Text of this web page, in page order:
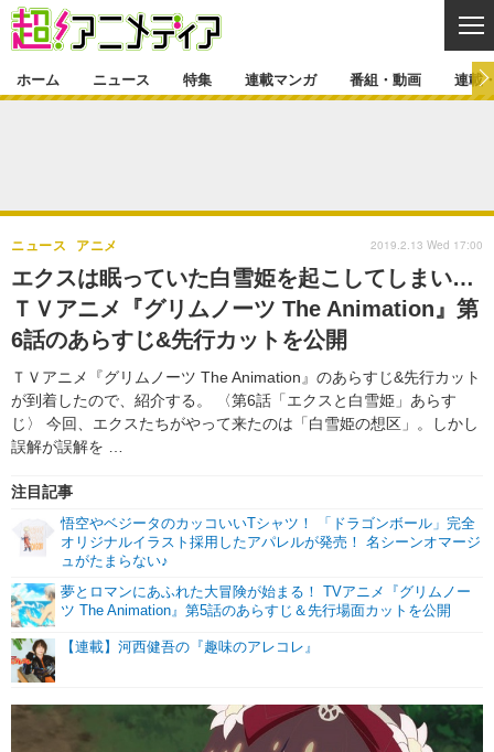
ゲーム・アプリ マンガ
グッズ イベント
声優 コスプレ
舞台 新帝スタ
特集一覧 カバー
ラキりす
連載マンガ
連載マンガ一覧
番組・動画
番組・動画一覧 ラジオ
動画
連載・ブログ
連載・ブログ一覧
編集部ブログ・お知らせ
ホーム ニュース 特集 連載マンガ 番組・動画 連載
エクスは眠っていた白雪姫を起こしてしまい…
ＴＶアニメ『グリムノーツ The Animation』第
6話のあらすじ&先行カットを公開
ＴＶアニメ『グリムノーツ The Animation』のあらすじ&先行カット
が到着したので、紹介する。 〈第6話「エクスと白雪姫」あらす
じ〉 今回、エクスたちがやって来たのは「白雪姫の想区」。しかし
誤解が誤解を …
ニュース アニメ
注目記事
悟空やベジータのカッコいいTシャツ！ 「ドラゴンボール」完全
オリジナルイラスト採用したアパレルが発売！ 名シーンオマージ
ュがたまらない♪
夢とロマンにあふれた大冒険が始まる！ TVアニメ『グリムノー
ツ The Animation』第5話のあらすじ＆先行場面カットを公開
【連載】河西健吾の『趣味のアレコレ』
2019.2.13 Wed 17:00